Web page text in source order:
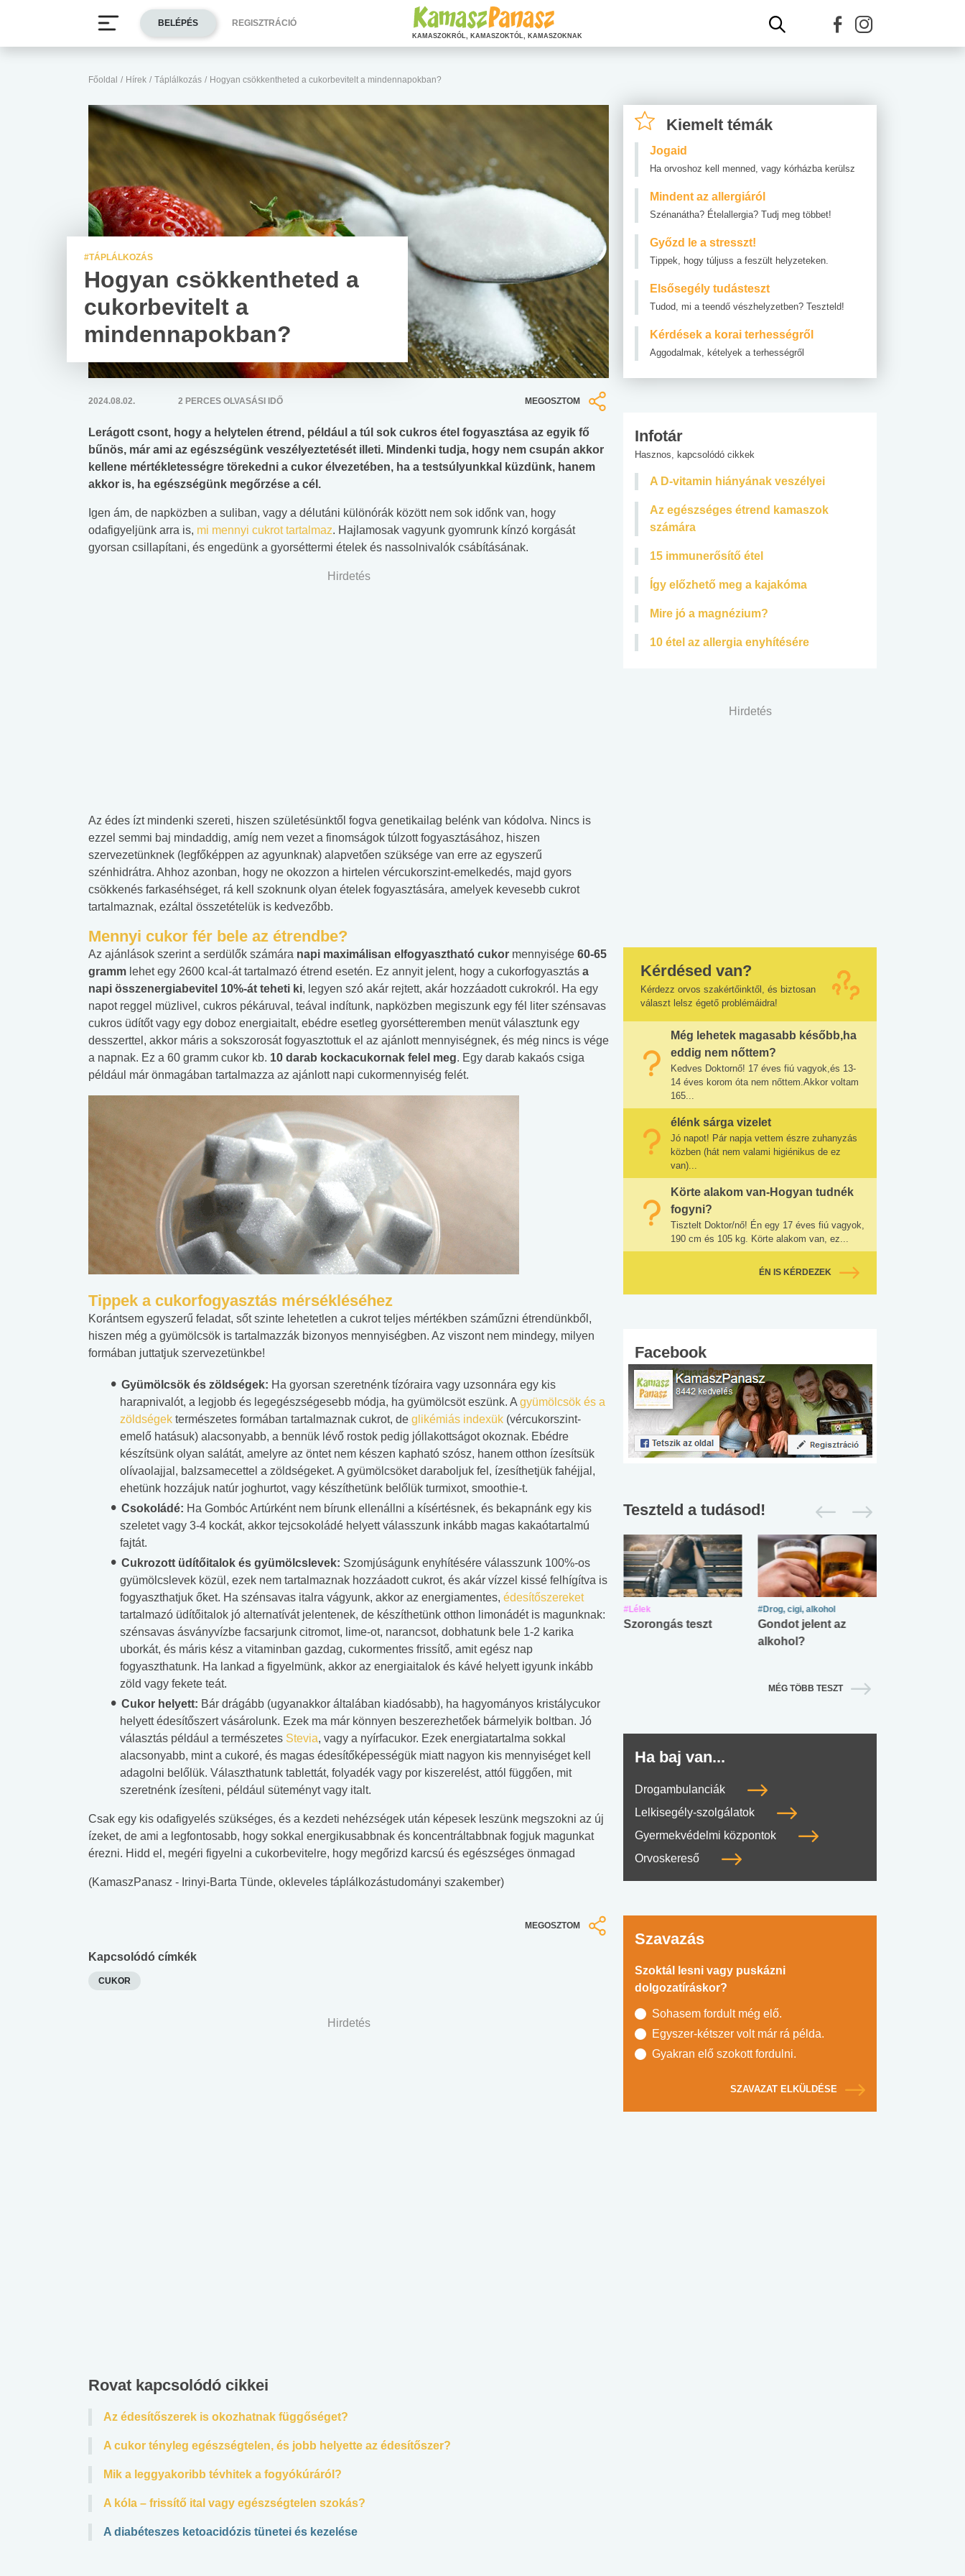
Főoldal / Hírek / Táplálkozás / Hogyan csökkentheted a cukorbevitelt a mindennapokban?
#TÁPLÁLKOZÁS
Hogyan csökkentheted a
cukorbevitelt a
mindennapokban?
2024.08.02. 2 PERCES OLVASÁSI IDŐ MEGOSZTOM
Lerágott csont, hogy a helytelen étrend, például a túl sok cukros étel fogyasztása az egyik fő
bűnös, már ami az egészségünk veszélyeztetését illeti. Mindenki tudja, hogy nem csupán akkor
kellene mértékletességre törekedni a cukor élvezetében, ha a testsúlyunkkal küzdünk, hanem
akkor is, ha egészségünk megőrzése a cél.
Igen ám, de napközben a suliban, vagy a délutáni különórák között nem sok időnk van, hogy
odafigyeljünk arra is, mi mennyi cukrot tartalmaz. Hajlamosak vagyunk gyomrunk kínzó korgását
gyorsan csillapítani, és engedünk a gyorséttermi ételek és nassolnivalók csábításának.
Hirdetés
Az édes ízt mindenki szereti, hiszen születésünktől fogva genetikailag belénk van kódolva. Nincs is
ezzel semmi baj mindaddig, amíg nem vezet a finomságok túlzott fogyasztásához, hiszen
szervezetünknek (legfőképpen az agyunknak) alapvetően szüksége van erre az egyszerű
szénhidrátra. Ahhoz azonban, hogy ne okozzon a hirtelen vércukorszint-emelkedés, majd gyors
csökkenés farkaséhséget, rá kell szoknunk olyan ételek fogyasztására, amelyek kevesebb cukrot
tartalmaznak, ezáltal összetételük is kedvezőbb.
Mennyi cukor fér bele az étrendbe?
Az ajánlások szerint a serdülők számára napi maximálisan elfogyasztható cukor mennyisége 60-65
gramm lehet egy 2600 kcal-át tartalmazó étrend esetén. Ez annyit jelent, hogy a cukorfogyasztás a
napi összenergiabevitel 10%-át teheti ki, legyen szó akár rejtett, akár hozzáadott cukrokról. Ha egy
napot reggel müzlivel, cukros pékáruval, teával indítunk, napközben megiszunk egy fél liter szénsavas
cukros üdítőt vagy egy doboz energiaitalt, ebédre esetleg gyorsétteremben menüt választunk egy
desszerttel, akkor máris a sokszorosát fogyasztottuk el az ajánlott mennyiségnek, és még nincs is vége
a napnak. Ez a 60 gramm cukor kb. 10 darab kockacukornak felel meg. Egy darab kakaós csiga
például már önmagában tartalmazza az ajánlott napi cukormennyiség felét.
Tippek a cukorfogyasztás mérsékléséhez
Korántsem egyszerű feladat, sőt szinte lehetetlen a cukrot teljes mértékben száműzni étrendünkből,
hiszen még a gyümölcsök is tartalmazzák bizonyos mennyiségben. Az viszont nem mindegy, milyen
formában juttatjuk szervezetünkbe!
Gyümölcsök és zöldségek: Ha gyorsan szeretnénk tízóraira vagy uzsonnára egy kis
harapnivalót, a legjobb és legegészségesebb módja, ha gyümölcsöt eszünk. A gyümölcsök és a
zöldségek természetes formában tartalmaznak cukrot, de glikémiás indexük (vércukorszint-
emelő hatásuk) alacsonyabb, a bennük lévő rostok pedig jóllakottságot okoznak. Ebédre
készítsünk olyan salátát, amelyre az öntet nem készen kapható szósz, hanem otthon ízesítsük
olívaolajjal, balzsamecettel a zöldségeket. A gyümölcsöket daraboljuk fel, ízesíthetjük fahéjjal,
ehetünk hozzájuk natúr joghurtot, vagy készíthetünk belőlük turmixot, smoothie-t.
Csokoládé: Ha Gombóc Artúrként nem bírunk ellenállni a kísértésnek, és bekapnánk egy kis
szeletet vagy 3-4 kockát, akkor tejcsokoládé helyett válasszunk inkább magas kakaótartalmú
fajtát.
Cukrozott üdítőitalok és gyümölcslevek: Szomjúságunk enyhítésére válasszunk 100%-os
gyümölcslevek közül, ezek nem tartalmaznak hozzáadott cukrot, és akár vízzel kissé felhígítva is
fogyaszthatjuk őket. Ha szénsavas italra vágyunk, akkor az energiamentes, édesítőszereket
tartalmazó üdítőitalok jó alternatívát jelentenek, de készíthetünk otthon limonádét is magunknak:
szénsavas ásványvízbe facsarjunk citromot, lime-ot, narancsot, dobhatunk bele 1-2 karika
uborkát, és máris kész a vitaminban gazdag, cukormentes frissítő, amit egész nap
fogyaszthatunk. Ha lankad a figyelmünk, akkor az energiaitalok és kávé helyett igyunk inkább
zöld vagy fekete teát.
Cukor helyett: Bár drágább (ugyanakkor általában kiadósabb), ha hagyományos kristálycukor
helyett édesítőszert vásárolunk. Ezek ma már könnyen beszerezhetőek bármelyik boltban. Jó
választás például a természetes Stevia, vagy a nyírfacukor. Ezek energiatartalma sokkal
alacsonyabb, mint a cukoré, és magas édesítőképességük miatt nagyon kis mennyiséget kell
adagolni belőlük. Választhatunk tablettát, folyadék vagy por kiszerelést, attól függően, mit
szeretnénk ízesíteni, például süteményt vagy italt.
Csak egy kis odafigyelés szükséges, és a kezdeti nehézségek után képesek leszünk megszokni az új
ízeket, de ami a legfontosabb, hogy sokkal energikusabbnak és koncentráltabbnak fogjuk magunkat
érezni. Hidd el, megéri figyelni a cukorbevitelre, hogy megőrizd karcsú és egészséges önmagad
(KamaszPanasz - Irinyi-Barta Tünde, okleveles táplálkozástudományi szakember)
MEGOSZTOM
Kapcsolódó címkék
CUKOR
Hirdetés
Rovat kapcsolódó cikkei
Az édesítőszerek is okozhatnak függőséget?
A cukor tényleg egészségtelen, és jobb helyette az édesítőszer?
Mik a leggyakoribb tévhitek a fogyókúráról?
A kóla – frissítő ital vagy egészségtelen szokás?
A diabéteszes ketoacidózis tünetei és kezelése
Kiemelt témák
Jogaid
Ha orvoshoz kell menned, vagy kórházba kerülsz
Mindent az allergiáról
Szénanátha? Ételallergia? Tudj meg többet!
Győzd le a stresszt!
Tippek, hogy túljuss a feszült helyzeteken.
Elsősegély tudásteszt
Tudod, mi a teendő vészhelyzetben? Teszteld!
Kérdések a korai terhességről
Aggodalmak, kételyek a terhességről
Infotár
Hasznos, kapcsolódó cikkek
A D-vitamin hiányának veszélyei
Az egészséges étrend kamaszok
számára
15 immunerősítő étel
Így előzhető meg a kajakóma
Mire jó a magnézium?
10 étel az allergia enyhítésére
Hirdetés
Kérdésed van?
Kérdezz orvos szakértőinktől, és biztosan
választ lelsz égető problémáidra!
Még lehetek magasabb később,ha
eddig nem nőttem?
Kedves Doktornő! 17 éves fiú vagyok,és 13-
14 éves korom óta nem nőttem.Akkor voltam
165...
élénk sárga vizelet
Jó napot! Pár napja vettem észre zuhanyzás
közben (hát nem valami higiénikus de ez
van)...
Körte alakom van-Hogyan tudnék
fogyni?
Tisztelt Doktor/nő! Én egy 17 éves fiú vagyok,
190 cm és 105 kg. Körte alakom van, ez...
ÉN IS KÉRDEZEK
Facebook
Teszteld a tudásod!
#Zöldövezet
Mekkora az ökológiai
lábnyomod?
#Betegségek
Elsősegély
tudásteszt
#Suli, munka
Angol középfokú
nyelvvizsga teszt -
#Suli, munka
Internet-függőség
teszt
#Lélek
Szorongás teszt
#Drog, cigi, alkohol
Gondot jelent az
alkohol?
MÉG TÖBB TESZT
Ha baj van...
Drogambulanciák
Lelkisegély-szolgálatok
Gyermekvédelmi központok
Orvoskereső
Szavazás
Szoktál lesni vagy puskázni
dolgozatíráskor?
Sohasem fordult még elő.
Egyszer-kétszer volt már rá példa.
Gyakran elő szokott fordulni.
SZAVAZAT ELKÜLDÉSE
BELÉPÉS REGISZTRÁCIÓ
KAMASZOKRÓL, KAMASZOKTÓL, KAMASZOKNAK